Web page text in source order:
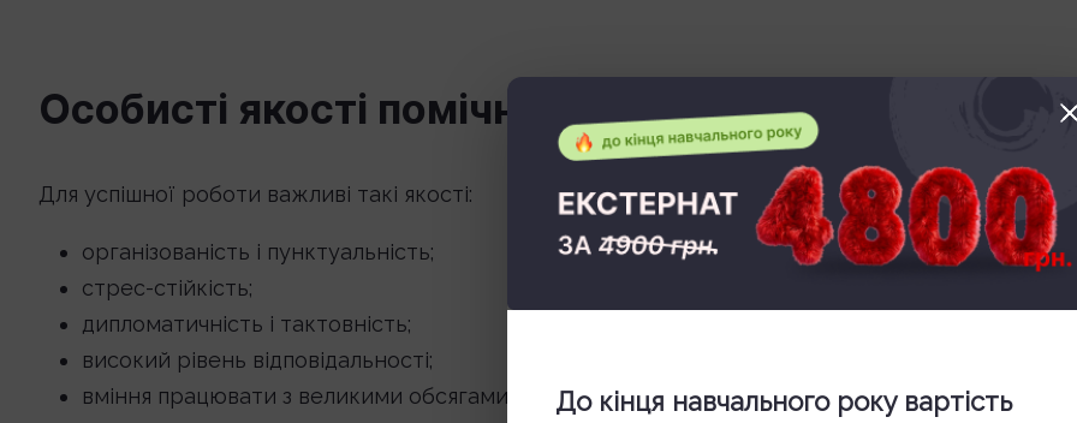
До кінця навчального року вартість
Особисті якості помічника керівника
Для успішної роботи важливі такі якості:
організованість і пунктуальність;
стрес-стійкість;
дипломатичність і тактовність;
високий рівень відповідальності;
вміння працювати з великими обсягами інформації.